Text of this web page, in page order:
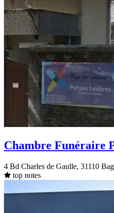
Chambre Funéraire
4 Bd Charles de Gaulle, 31110
top notes